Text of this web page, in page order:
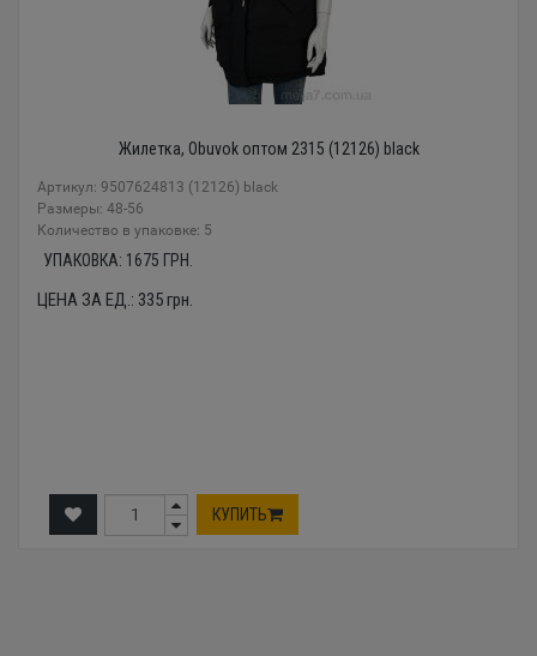
Жилетка, Obuvok оптом 2315 (12126) black
Артикул: 9507624813 (12126) black
Размеры: 48-56
Количество в упаковке: 5
УПАКОВКА: 1675 ГРН.
ЦЕНА ЗА ЕД.: 335грн.
КУПИТЬ